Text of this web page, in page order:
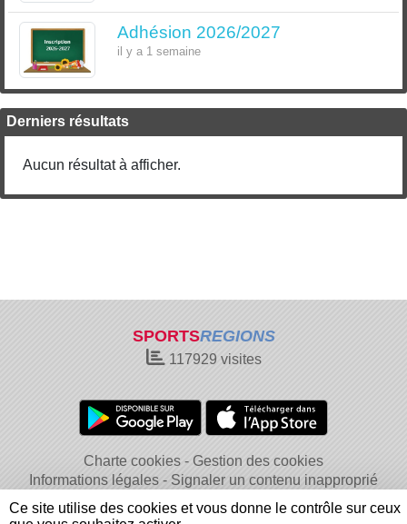
Adhésion 2026/2027
il y a 1 semaine
Derniers résultats
Aucun résultat à afficher.
SPORTSREGIONS
117929visites
Charte cookies
Gestion des cookies
Informations légales
Signaler un contenu inapproprié
Ce site utilise des cookies et vous donne le contrôle sur ceux